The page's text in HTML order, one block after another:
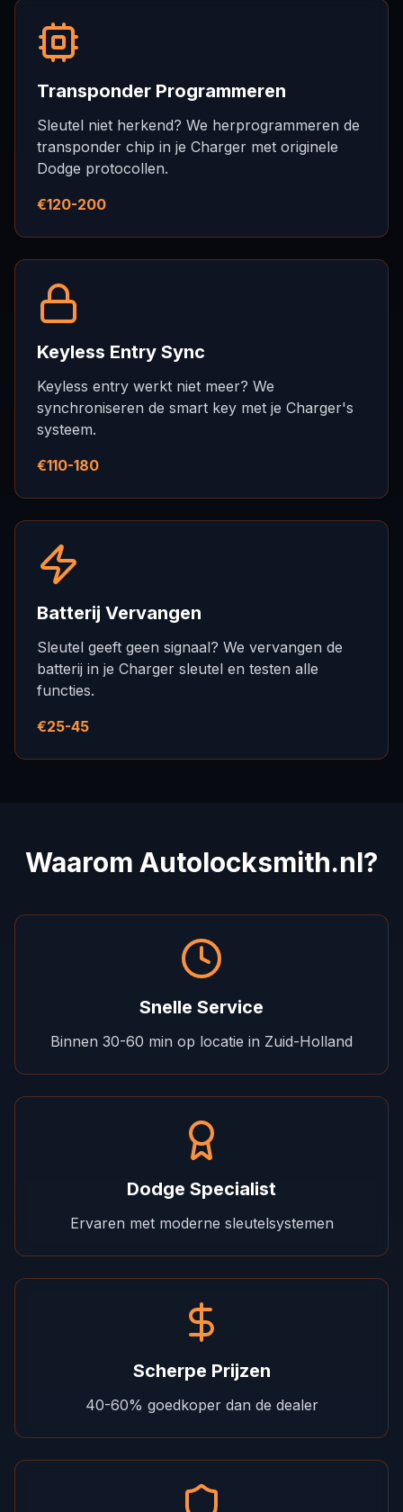
Transponder Programmeren
Sleutel niet herkend? We herprogrammeren de
transponder chip in je Charger met originele
Dodge protocollen.
€120-200
Keyless Entry Sync
Keyless entry werkt niet meer? We
synchroniseren de smart key met je Charger's
systeem.
€110-180
Batterij Vervangen
Sleutel geeft geen signaal? We vervangen de
batterij in je Charger sleutel en testen alle
functies.
€25-45
Waarom Autolocksmith.nl?
Snelle Service
Binnen 30-60 min op locatie in Zuid-Holland
Dodge Specialist
Ervaren met moderne sleutelsystemen
Scherpe Prijzen
40-60% goedkoper dan de dealer